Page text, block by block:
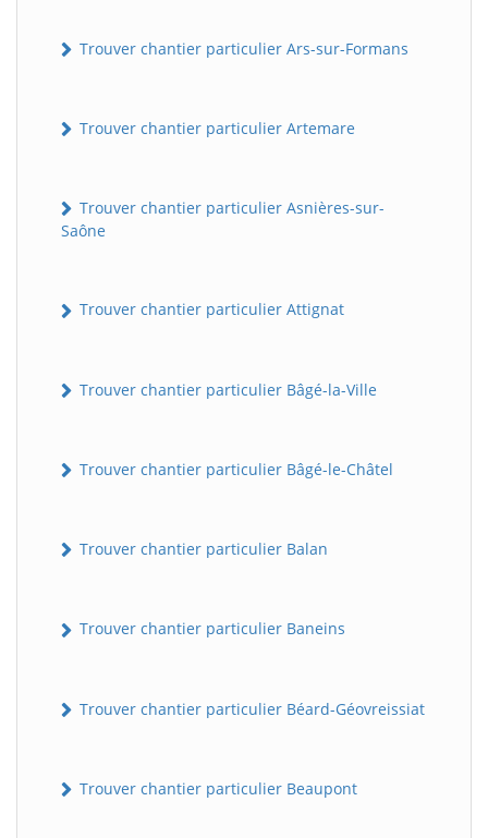
Trouver chantier particulier Ars-sur-Formans
Trouver chantier particulier Artemare
Trouver chantier particulier Asnières-sur-
Saône
Trouver chantier particulier Attignat
Trouver chantier particulier Bâgé-la-Ville
Trouver chantier particulier Bâgé-le-Châtel
Trouver chantier particulier Balan
Trouver chantier particulier Baneins
Trouver chantier particulier Béard-Géovreissiat
Trouver chantier particulier Beaupont